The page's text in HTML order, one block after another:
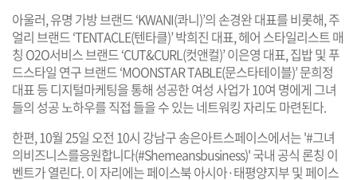
아울러, 유명 가방 브랜드 ‘KWANI(콰니)’의 손경완 대표를 비롯해, 주
얼리 브랜드 ‘TENTACLE(텐타클)’ 박희진 대표, 헤어 스타일리스트 매
칭 O2O서비스 브랜드 ‘CUT&CURL(컷앤컬)’ 이은영 대표, 집밥 및 푸
드스타일 연구 브랜드 ‘MOONSTAR TABLE(문스타테이블)’ 문희정
대표 등 디지털마케팅을 통해 성공한 여성 사업가 10여 명에게 그녀
들의 성공 노하우를 직접 들을 수 있는 네트워킹 자리도 마련된다.
한편, 10월 25일 오전 10시 강남구 송은아트스페이스에서는 '#그녀
의비즈니스를응원합니다(#Shemeansbusiness)' 국내 공식 론칭 이
벤트가 열린다. 이 자리에는 페이스북 아시아·태평양지부 및 페이스